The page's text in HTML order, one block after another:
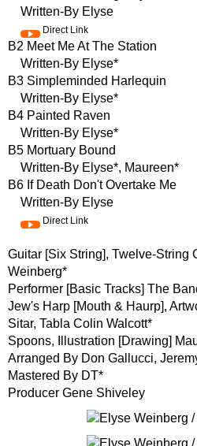
Written-By Elyse
Direct Link
B2 Meet Me At The Station
Written-By Elyse*
B3 Simpleminded Harlequin
Written-By Elyse*
B4 Painted Raven
Written-By Elyse*
B5 Mortuary Bound
Written-By Elyse*, Maureen*
B6 If Death Don't Overtake Me
Written-By Elyse
Direct Link
Guitar [Six String], Twelve-String
Weinberg*
Performer [Basic Tracks] The
Jew's Harp [Mouth & Haurp],
Sitar, Tabla Colin Walcott*
Spoons, Illustration [Drawing]
Arranged By Don Gallucci,
Mastered By DT*
Producer Gene Shiveley